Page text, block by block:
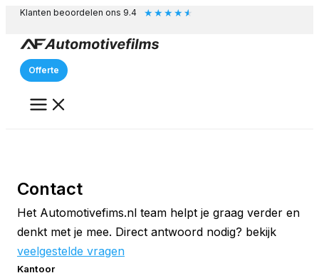
inhoud
Klanten beoordelen ons 9.4 ★★★★★
Offerte
Contact
Het Automotivefims.nl team helpt je graag verder en
denkt met je mee. Direct antwoord nodig? bekijk
veelgestelde vragen
Kantoor